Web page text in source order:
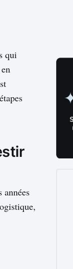
qui
années